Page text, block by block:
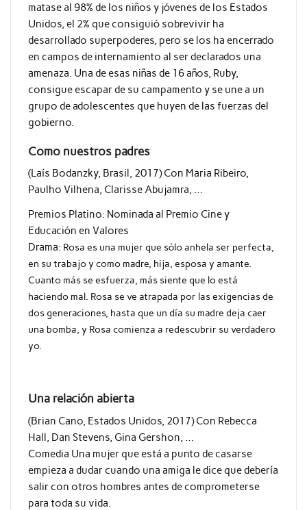
matase al 98% de los niños y jóvenes de los Estados
Unidos, el 2% que consiguió sobrevivir ha
desarrollado superpoderes, pero se los ha encerrado
en campos de internamiento al ser declarados una
amenaza. Una de esas niñas de 16 años, Ruby,
consigue escapar de su campamento y se une a un
grupo de adolescentes que huyen de las fuerzas del
gobierno.
Como nuestros padres
(Laís Bodanzky, Brasil, 2017) Con Maria Ribeiro,
Paulho Vilhena, Clarisse Abujamra, …
Premios Platino: Nominada al Premio Cine y
Educación en Valores
Drama: Rosa es una mujer que sólo anhela ser perfecta,
en su trabajo y como madre, hija, esposa y amante.
Cuanto más se esfuerza, más siente que lo está
haciendo mal. Rosa se ve atrapada por las exigencias de
dos generaciones, hasta que un día su madre deja caer
una bomba, y Rosa comienza a redescubrir su verdadero
yo.
Una relación abierta
(Brian Cano, Estados Unidos, 2017) Con Rebecca
Hall, Dan Stevens, Gina Gershon, …
Comedia Una mujer que está a punto de casarse
empieza a dudar cuando una amiga le dice que debería
salir con otros hombres antes de comprometerse
para toda su vida.